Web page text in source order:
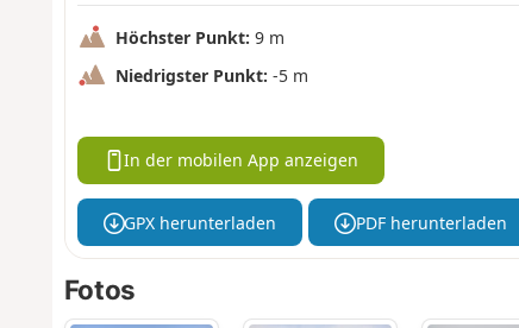
Höchster Punkt: 9 m
Niedrigster Punkt: -5 m
In der mobilen App anzeigen
GPX herunterladen PDF herunterladen
Fotos